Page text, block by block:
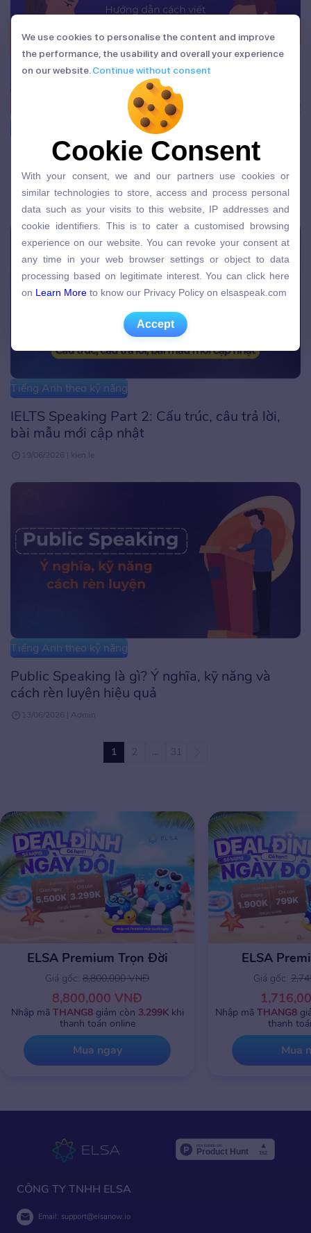
Tiếng Anh theo kỹ năng
Hướng dẫn cách viết Argumentative Essay
IELTS Writing task 2 hay
01/07/2026 | Admin
Tiếng Anh theo kỹ năng
IELTS Speaking Part 2: Cấu trúc, câu trả lời,
bài mẫu mới cập nhật
19/06/2026 | kien.le
Tiếng Anh theo kỹ năng
Public Speaking là gì? Ý nghĩa, kỹ năng và
cách rèn luyện hiệu quả
13/06/2026 | Admin
1 2 31
ELSA Premium Trọn Đời
Giá gốc: 8,800,000 VNĐ
8,800,000 VNĐ
Nhập mã THANG8giảm còn 3.299Kkhi
thanh toán online
Mua ngay
ELSA
Giá gốc:
Nhập mã THANG8
thanh
Mua
CÔNG TY TNHH ELSA
Email: support@elsanow.io
We use cookies to personalise the content and improve
the performance, the usability and overall your experience
Continue without consent
Cookie Consent
similar technologies to store, access and process personal
data such as your visits to this website, IP addresses and
cookie identifiers. This is to cater a customised browsing
experience on our website. You can revoke your consent at
any time in your web browser settings or object to data
processing based on legitimate interest. You can click here
on
Learn More to know our Privacy Policy on elsaspeak.com
Accept
We use cookies to personalise the content and improve
the performance, the usability and overall your experience
on our website. Continue without consent
Cookie Consent
With your consent, we and our partners use cookies or
similar technologies to store, access and process personal
data such as your visits to this website, IP addresses and
cookie identifiers. This is to cater a customised browsing
experience on our website. You can revoke your consent at
any time in your web browser settings or object to data
processing based on legitimate interest. You can click here
on Learn More to know our Privacy Policy on elsaspeak.com
Accept